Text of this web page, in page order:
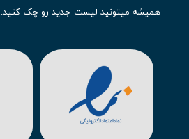
همیشه میتونید لیست جدید رو چک کنید.
حتما مشاهده کنید که قطعا برای تیم های
بیشتری محصول موجود میشه. این مورد
لباس اینتر میامی
آث میلان میشه.